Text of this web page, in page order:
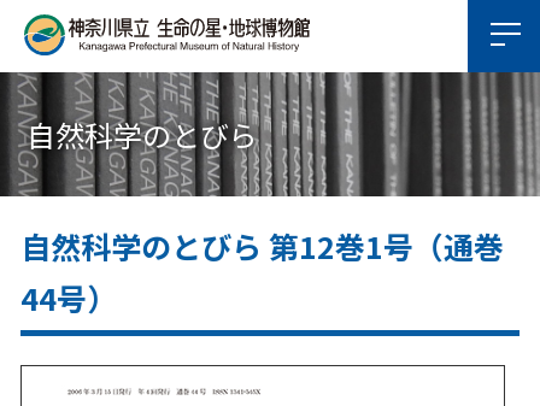
自然科学のとびら
自然科学のとびら 第12巻1号（通巻
44号）